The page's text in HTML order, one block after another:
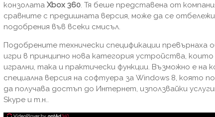
конзолата Xbox 360. Тя беше представена от
сравните с предишната версия, може да се
подобрения във всеки смисъл.
Подобрените технически спецификации превърнаха
игри в принципно нова категория устройства,
игрални, така и практически функции. Възможно е на
специална версия на софтуера за Windows 8, която
да получава достъп до Интернет, използвайки
Skype и т.н..